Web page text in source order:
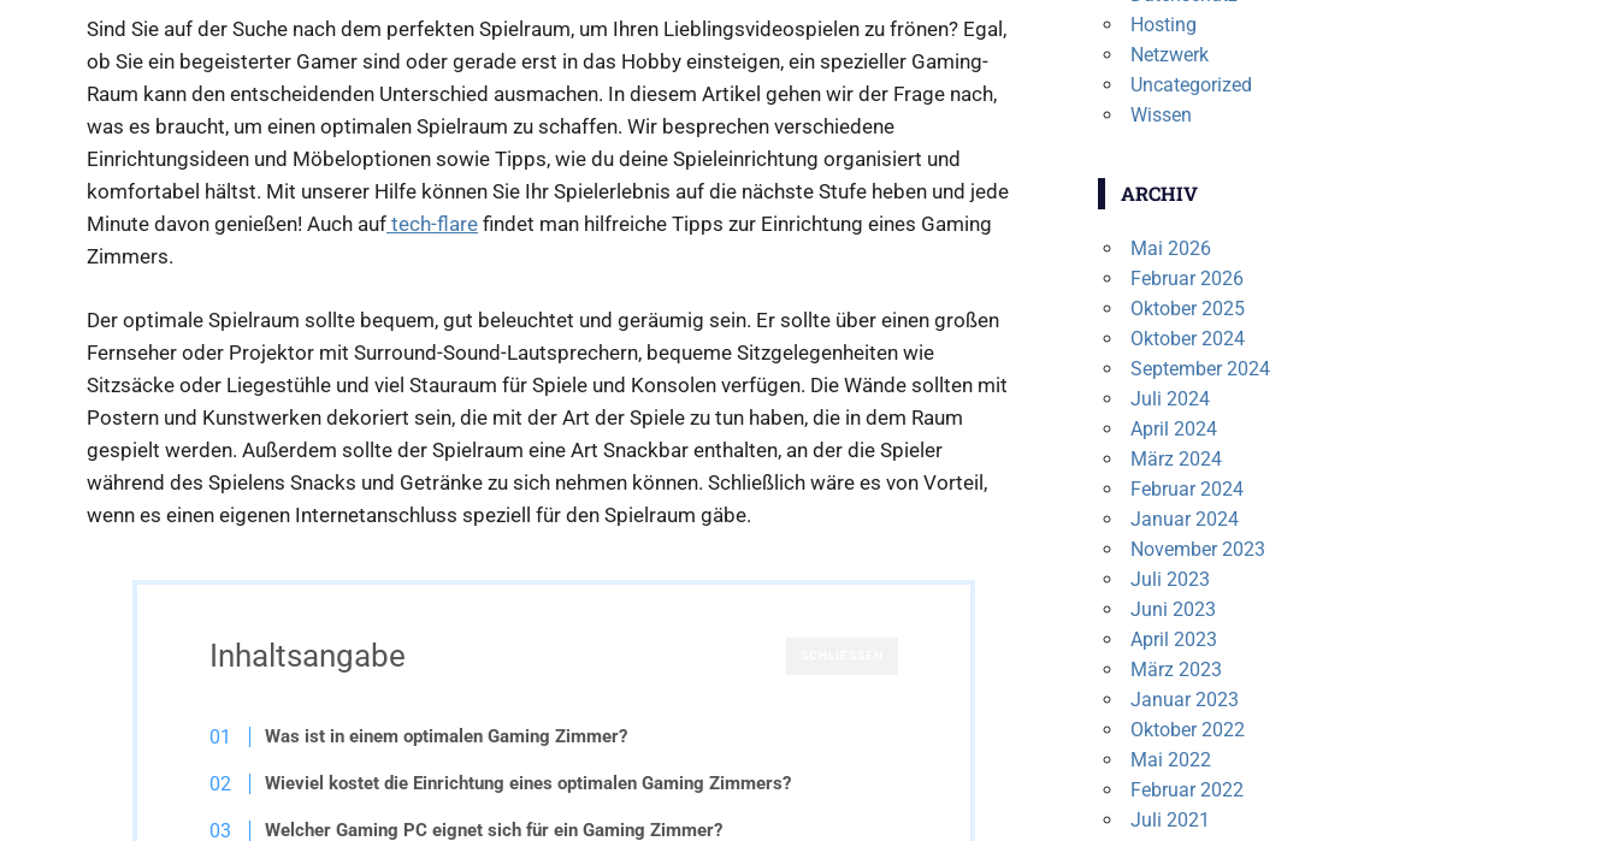
Sind Sie auf der Suche nach dem perfekten Spielraum, um Ihren Lieblingsvideospielen zu frönen? Egal,
ob Sie ein begeisterter Gamer sind oder gerade erst in das Hobby einsteigen, ein spezieller Gaming-
Raum kann den entscheidenden Unterschied ausmachen. In diesem Artikel gehen wir der Frage nach,
was es braucht, um einen optimalen Spielraum zu schaffen. Wir besprechen verschiedene
Einrichtungsideen und Möbeloptionen sowie Tipps, wie du deine Spieleinrichtung organisiert und
komfortabel hältst. Mit unserer Hilfe können Sie Ihr Spielerlebnis auf die nächste Stufe heben und jede
Minute davon genießen! Auch auf tech-flare findet man hilfreiche Tipps zur Einrichtung eines Gaming
Zimmers.
Der optimale Spielraum sollte bequem, gut beleuchtet und geräumig sein. Er sollte über einen großen
Fernseher oder Projektor mit Surround-Sound-Lautsprechern, bequeme Sitzgelegenheiten wie
Sitzsäcke oder Liegestühle und viel Stauraum für Spiele und Konsolen verfügen. Die Wände sollten mit
Postern und Kunstwerken dekoriert sein, die mit der Art der Spiele zu tun haben, die in dem Raum
gespielt werden. Außerdem sollte der Spielraum eine Art Snackbar enthalten, an der die Spieler
während des Spielens Snacks und Getränke zu sich nehmen können. Schließlich wäre es von Vorteil,
wenn es einen eigenen Internetanschluss speziell für den Spielraum gäbe.
Inhaltsangabe
Was ist in einem optimalen Gaming Zimmer?
Wieviel kostet die Einrichtung eines optimalen Gaming Zimmers?
Welcher Gaming PC eignet sich für ein Gaming Zimmer?
Hosting
Netzwerk
Uncategorized
Wissen
ARCHIV
Mai 2026
Februar 2026
Oktober 2025
Oktober 2024
September 2024
Juli 2024
April 2024
März 2024
Februar 2024
Januar 2024
November 2023
Juli 2023
Juni 2023
April 2023
März 2023
Januar 2023
Oktober 2022
Mai 2022
Februar 2022
Juli 2021